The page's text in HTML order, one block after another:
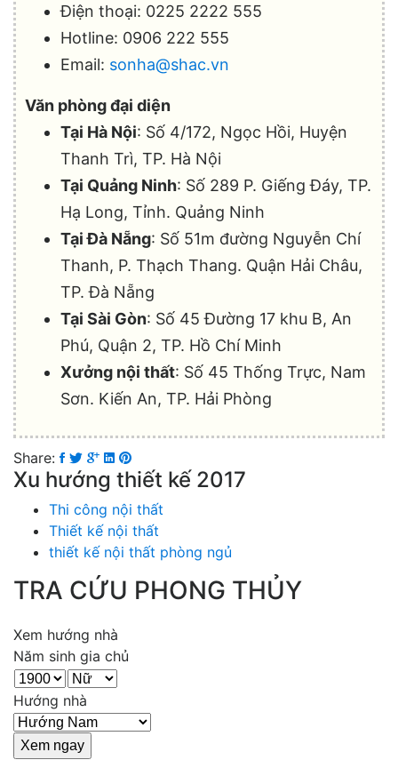
Điện thoại: 0225 2222 555
Hotline: 0906 222 555
Email: sonha@shac.vn
Văn phòng đại diện
Tại Hà Nội: Số 4/172, Ngọc Hồi, Huyện
Thanh Trì, TP. Hà Nội
Tại Quảng Ninh: Số 289 P. Giếng Đáy, TP.
Hạ Long, Tỉnh. Quảng Ninh
Tại Đà Nẵng: Số 51m đường Nguyễn Chí
Thanh, P. Thạch Thang. Quận Hải Châu,
TP. Đà Nẵng
Tại Sài Gòn: Số 45 Đường 17 khu B, An
Phú, Quận 2, TP. Hồ Chí Minh
Xưởng nội thất: Số 45 Thống Trực, Nam
Sơn. Kiến An, TP. Hải Phòng
Share:
Xu hướng thiết kế 2017
Thi công nội thất
Thiết kế nội thất
thiết kế nội thất phòng ngủ
TRA CỨU PHONG THỦY
Xem hướng nhà
Năm sinh gia chủ
Hướng nhà